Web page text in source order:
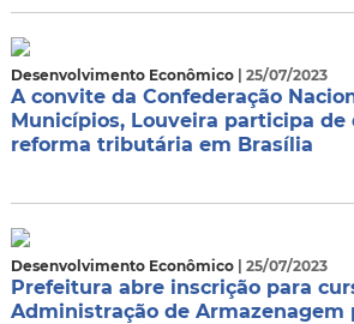
Desenvolvimento Econômico | 25/07/2023
A convite da Confederação
Municípios, Louveira participa de
reforma tributária em Brasília
Desenvolvimento Econômico | 25/07/2023
Prefeitura abre inscrição para
Administração de Armazenagem